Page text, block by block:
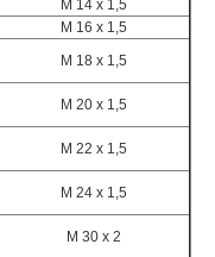
M 14 x 1,5
M 16 x 1,5
M 18 x 1,5
M 20 x 1,5
M 22 x 1,5
M 24 x 1,5
M 30 x 2